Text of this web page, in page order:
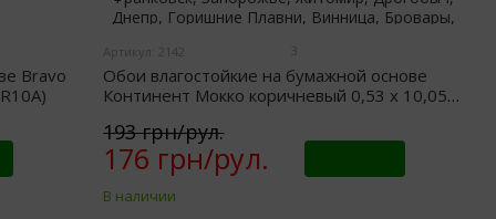
Bravo
Артикул: 2142
Обои влагостойкие на бумажной основе
Континент Мокко коричневый 0,53 х 10,05м
193 грн/рул.
176 грн/рул.
В наличии